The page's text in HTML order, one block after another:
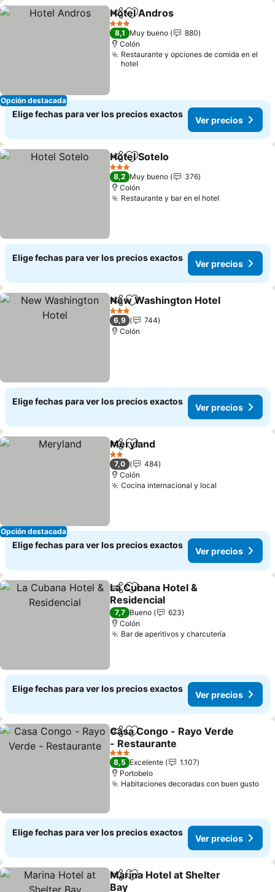
Opción destacada
CompartirAgregar a favoritos
Hotel Andros
3 Estrellas
8,1 Muy bueno
880
Colón
Restaurante y opciones de comida en el
hotel
Elige fechas para ver los precios exactos
Ver precios
CompartirAgregar a favoritos
Hotel Sotelo
3 Estrellas
8,2 Muy bueno
376
Colón
Restaurante y bar en el hotel
Elige fechas para ver los precios exactos
Ver precios
CompartirAgregar a favoritos
New Washington Hotel
3 Estrellas
6,9
744
Colón
Elige fechas para ver los precios exactos
Ver precios
Opción destacada
CompartirAgregar a favoritos
Meryland
2 Estrellas
7,0
484
Colón
Cocina internacional y local
Elige fechas para ver los precios exactos
Ver precios
CompartirAgregar a favoritos
La Cubana Hotel &
Residencial
7,7 Bueno
623
Colón
Bar de aperitivos y charcutería
Elige fechas para ver los precios exactos
Ver precios
CompartirAgregar a favoritos
Casa Congo - Rayo Verde
- Restaurante
3 Estrellas
8,5 Excelente
1.107
Portobelo
Habitaciones decoradas con buen gusto
Elige fechas para ver los precios exactos
Ver precios
CompartirAgregar a favoritos
Marina Hotel at Shelter
Bay